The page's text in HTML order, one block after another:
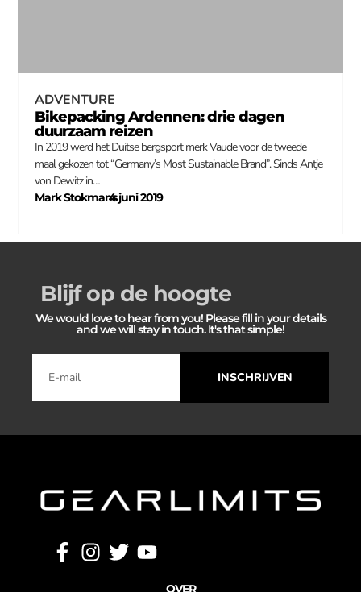
ADVENTURE
Bikepacking Ardennen: drie dagen
duurzaam reizen
In 2019 werd het Duitse bergsport merk Vaude voor de tweede
maal gekozen tot “Germany’s Most Sustainable Brand”. Sinds Antje
von Dewitz in…
Mark Stokmans
–
4 juni 2019
Blijf op de hoogte
We would love to hear from you! Please fill in your details
and we will stay in touch. It's that simple!
INSCHRIJVEN
OVER